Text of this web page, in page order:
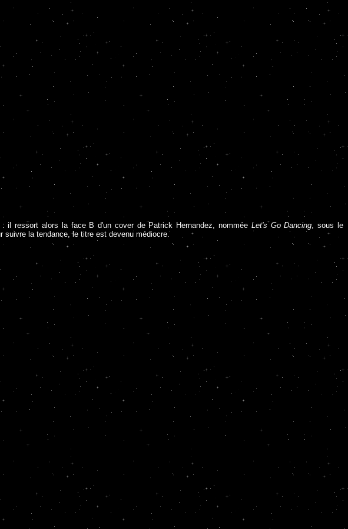
ressort alors la face B d'un cover de Patrick Hernandez, nommée Let's Go Dancing, sous le
la tendance, le titre est devenu médiocre.